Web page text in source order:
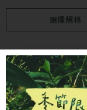
選擇規格
頁
面
選